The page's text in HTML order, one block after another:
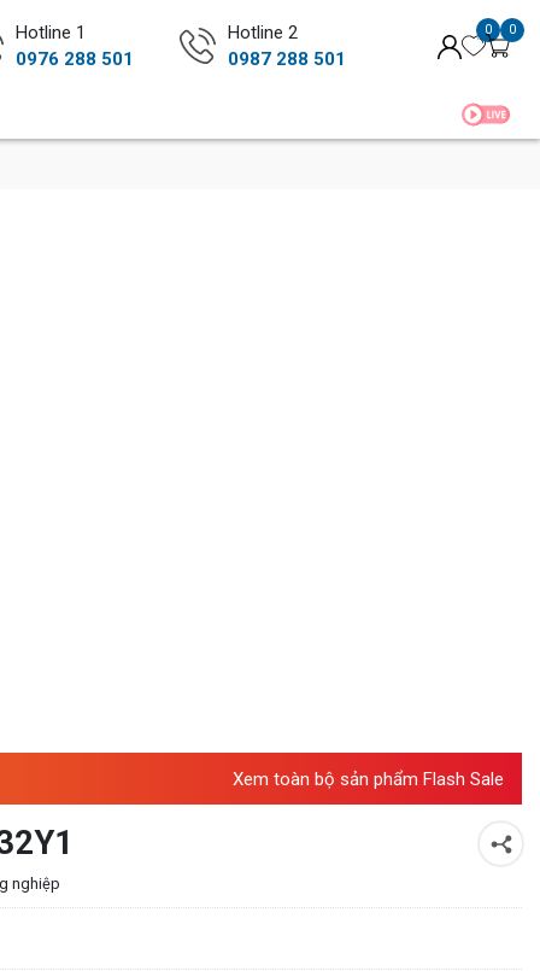
Hotline 1
0976 288 501
Hotline 2
0987 288 501
0 0
Xem toàn bộ sản phẩm Flash Sale
nghiệp